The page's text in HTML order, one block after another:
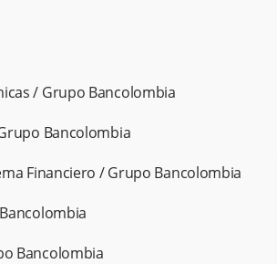
/ Grupo Bancolombia
Bancolombia
Financiero / Grupo Bancolombia
Bancolombia